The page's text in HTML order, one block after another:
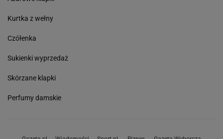
Kurtka z wełny
Czółenka
Sukienki wyprzedaż
Skórzane klapki
Perfumy damskie